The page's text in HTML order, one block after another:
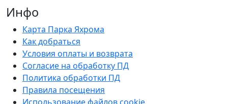
Инфо
Карта Парка Яхрома
Как добраться
Условия оплаты и возврата
Согласие на обработку ПД
Политика обработки ПД
Правила посещения